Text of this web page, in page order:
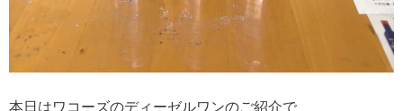
本日はワコーズのディーゼルワンのご紹介で